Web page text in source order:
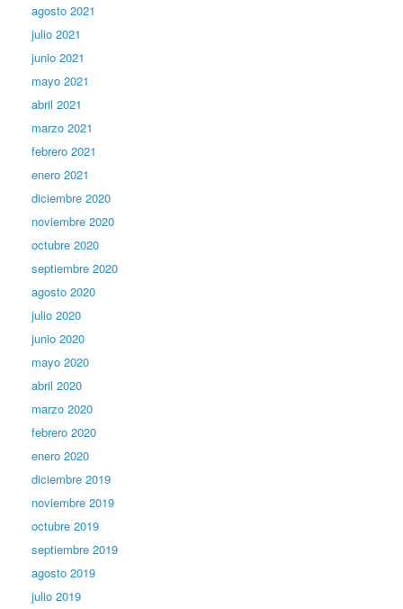
agosto 2021
julio 2021
junio 2021
mayo 2021
abril 2021
marzo 2021
febrero 2021
enero 2021
diciembre 2020
noviembre 2020
octubre 2020
septiembre 2020
agosto 2020
julio 2020
junio 2020
mayo 2020
abril 2020
marzo 2020
febrero 2020
enero 2020
diciembre 2019
noviembre 2019
octubre 2019
septiembre 2019
agosto 2019
julio 2019